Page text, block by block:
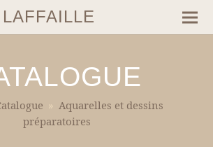
» Aquarelles et dessins
préparatoires